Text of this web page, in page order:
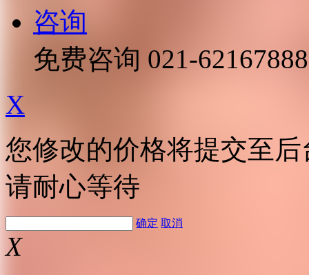
咨询
免费咨询 021-62167888
X
您修改的价格将提交至
请耐心等待
确定 取消
X